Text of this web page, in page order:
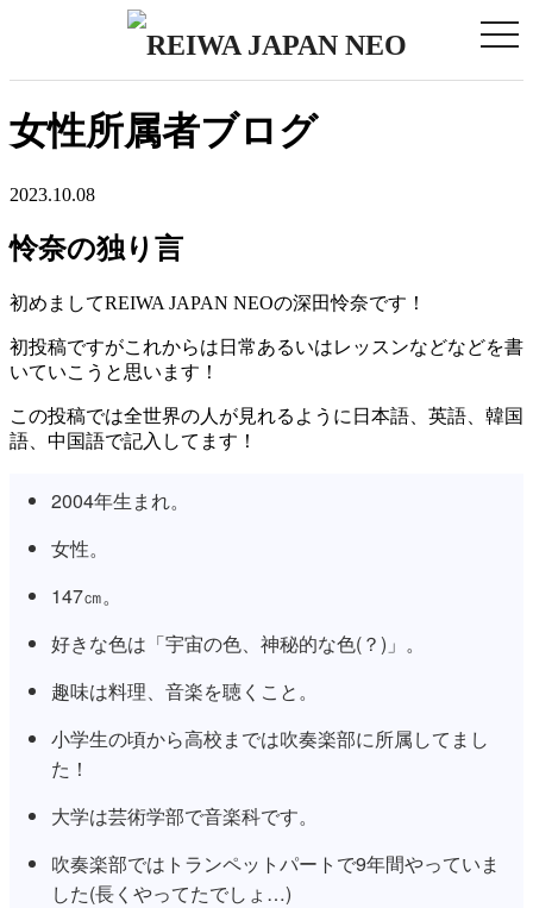
女性所属者ブログ
2023.10.08
怜奈の独り言
初めましてREIWA JAPAN NEOの深田怜奈です！
初投稿ですがこれからは日常あるいはレッスンなどなどを書
いていこうと思います！
この投稿では全世界の人が見れるように日本語、英語、韓国
語、中国語で記入してます！
2004年生まれ。
女性。
147㎝。
好きな色は「宇宙の色、神秘的な色(？)」。
趣味は料理、音楽を聴くこと。
小学生の頃から高校までは吹奏楽部に所属してまし
た！
大学は芸術学部で音楽科です。
吹奏楽部ではトランペットパートで9年間やっていま
した(長くやってたでしょ…)